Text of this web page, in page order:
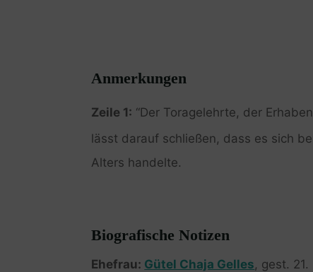
Anmerkungen
Zeile 1: “Der Toragelehrte, der
lässt darauf schließen, dass es sich
Alters handelte.
Biografische Notizen
Ehefrau: Gütel Chaja Gelles, gest.